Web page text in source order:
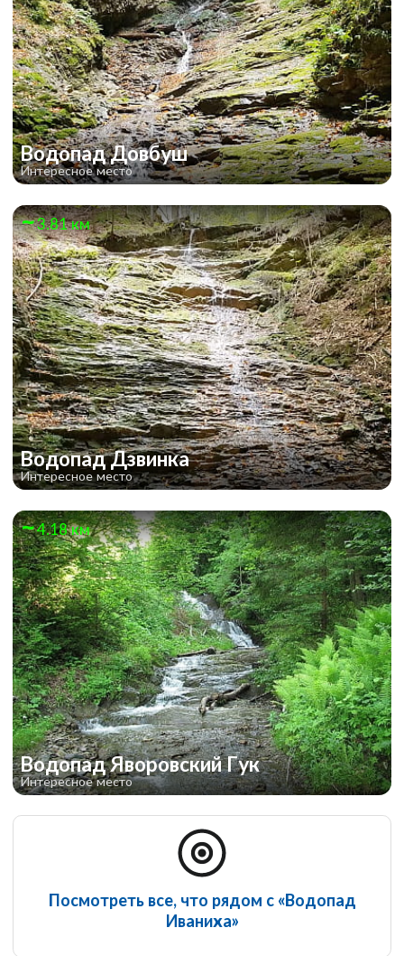
Водопад Довбуш
Интересное место
3.81 км
Водопад Дзвинка
Интересное место
4.18 км
Водопад Яворовский Гук
Интересное место
Посмотреть все, что рядом с «Водопад
Иваниха»